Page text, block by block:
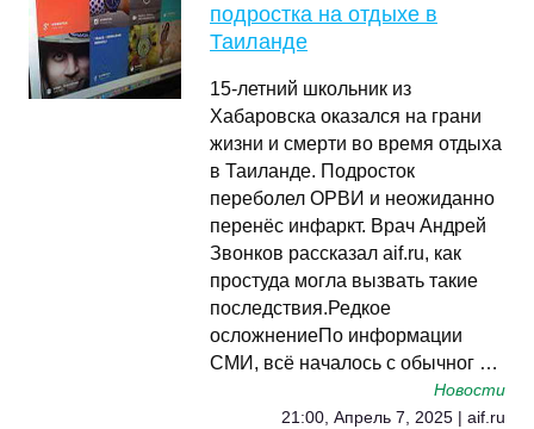
подростка на отдыхе в
Таиланде
15-летний школьник из
Хабаровска оказался на грани
жизни и смерти во время отдыха
в Таиланде. Подросток
переболел ОРВИ и неожиданно
перенёс инфаркт. Врач Андрей
Звонков рассказал aif.ru, как
простуда могла вызвать такие
последствия.Редкое
осложнениеПо информации
СМИ, всё началось с обычног …
Новости
21:00, Апрель 7, 2025 | aif.ru